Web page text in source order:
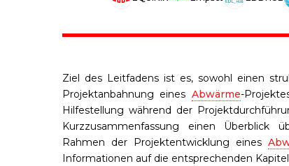
Ziel des Leitfadens ist es, sowohl einen
Projektanbahnung eines Abwärme-
Hilfestellung während der
Kurzzusammenfassung einen Überblick
Rahmen der Projektentwicklung eines
Informationen auf die entsprechenden